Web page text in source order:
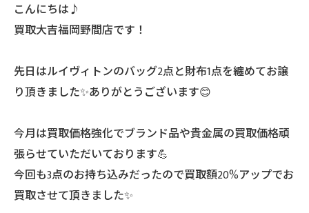
こんにちは♪
買取大吉福岡野間店です！
先日はルイヴィトンのバッグ2点と財布1点を纏めてお譲
り頂きました✨ありがとうございます😊
今月は買取価格強化でブランド品や貴金属の買取価格頑
張らせていただいております💪
今回も3点のお持ち込みだったので買取額20%アップでお
買取させて頂きました✨